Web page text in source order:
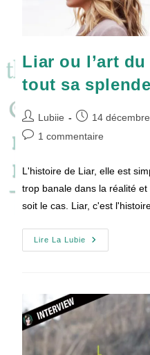
Liar ou l’art
tout sa
Auteur/autrice
de
Lubiie
Publication
publiée :
14
Commentaires
1 commentaire
L'histoire de Liar, elle est
trop banale dans la réalité
soit le cas. Liar, c'est
Lire La Lubie
Liar
Ou
Tout
Splendeur